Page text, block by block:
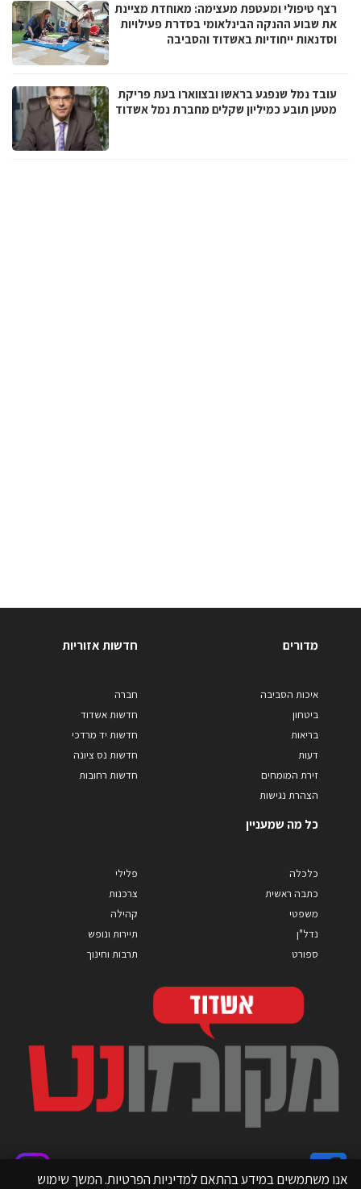
רצף טיפולי ומעטפת מעצימה: מאוחדת מציינת
את שבוע ההנקה הבינלאומי בסדרת פעילויות
וסדנאות ייחודיות באשדוד והסביבה
עובד נמל שנפגע בראשו ובצווארו בעת פריקת
מטען תובע כמיליון שקלים מחברת נמל אשדוד
מדורים
איכות הסביבה
ביטחון
בריאות
דעות
זירת המומחים
הצהרת נגישות
חדשות אזוריות
חברה
חדשות אשדוד
חדשות יד מרדכי
חדשות נס ציונה
חדשות רחובות
כל מה שמעניין
כלכלה
כתבה ראשית
משפטי
נדל"ן
ספורט
פלילי
צרכנות
קהילה
תיירות ונופש
תרבות וחינוך
אנו משתמשים במידע בהתאם למדיניות הפרטיות. המשך שימוש